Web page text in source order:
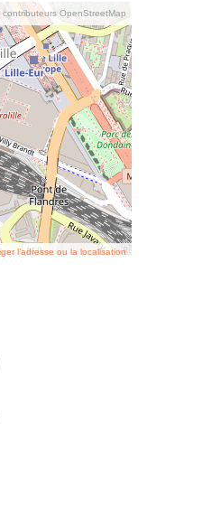
contributeurs OpenStreetMap
l’adresse ou la localisation